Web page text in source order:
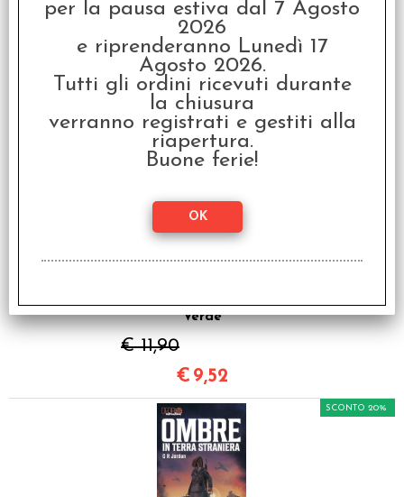
Dedalo Vol.8 - Turno di
Notte
€ 13,90
€ 11,12
Leggenda del Lago
Verde
€ 11,90
€ 9,52
SCONTO 20%
per la pausa estiva dal 7 Agosto
2026
e riprenderanno Lunedì 17
Agosto 2026.
Tutti gli ordini ricevuti durante
la chiusura
verranno registrati e gestiti alla
riapertura.
Buone ferie!